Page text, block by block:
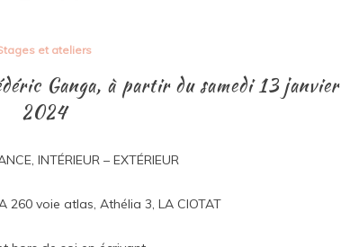
et ateliers
Ganga, à partir du samedi 13 janvier
2024
INTÉRIEUR – EXTÉRIEUR
260 voie atlas, Athélia 3, LA CIOTAT